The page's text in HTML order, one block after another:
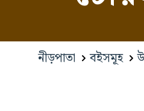
নীড়পাতা বইসমূহ